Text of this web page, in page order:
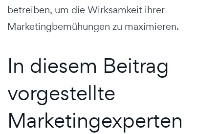
betreiben, um die Wirksamkeit ihrer
Marketingbemühungen zu maximieren.
In diesem Beitrag
vorgestellte
Marketingexperten